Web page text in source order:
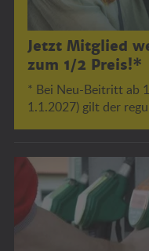
Jetzt Mitglied
zum 1/2 Preis!*
* Bei Neu-Beitritt ab
1.1.2027) gilt der